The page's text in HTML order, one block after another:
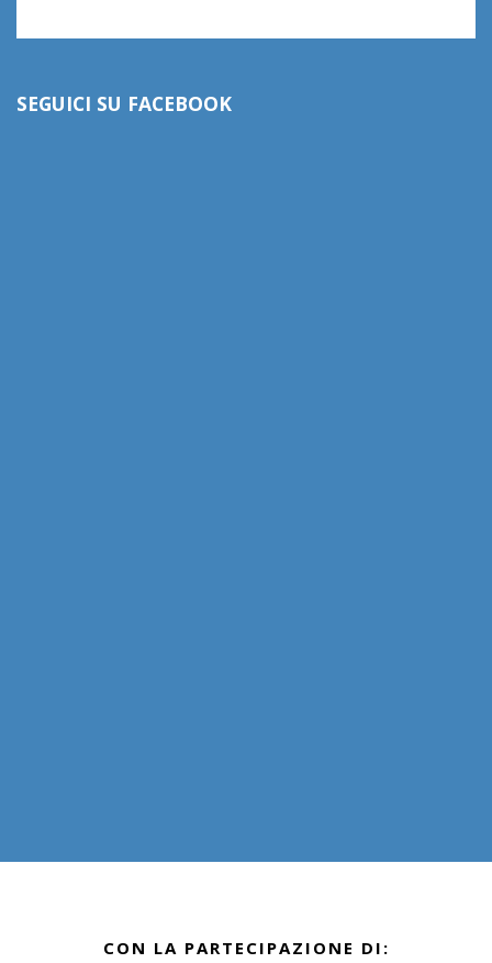
SEGUICI SU FACEBOOK
CON LA PARTECIPAZIONE DI: